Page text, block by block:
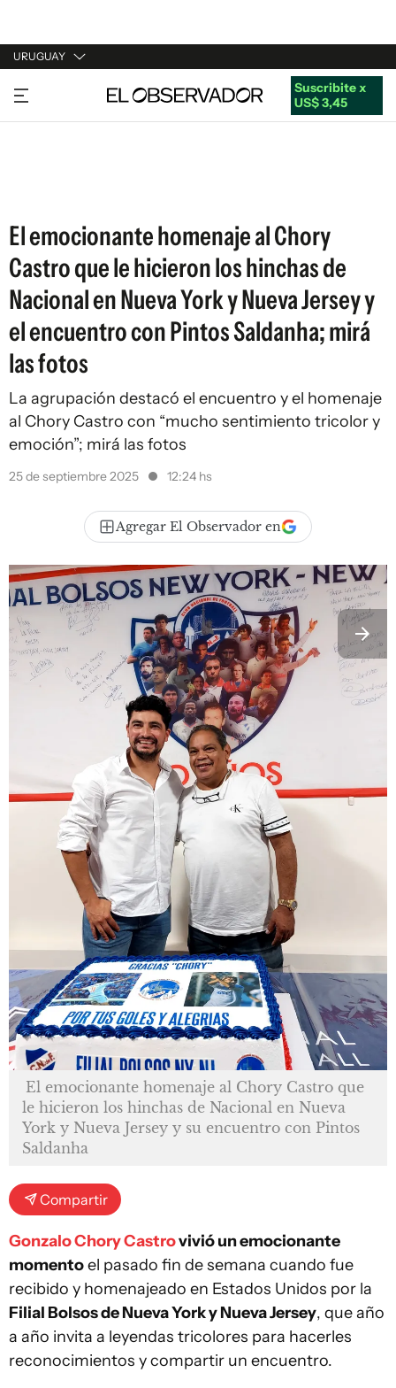
URUGUAY
URUGUAY
ARGENTINA
Suscribite x
US$ 3,45
El emocionante homenaje al Chory
Castro que le hicieron los hinchas de
Nacional en Nueva York y Nueva Jersey y
el encuentro con Pintos Saldanha; mirá
las fotos
La agrupación destacó el encuentro y el homenaje
al Chory Castro con “mucho sentimiento tricolor y
emoción”; mirá las fotos
25 de septiembre 2025 12:24 hs
Agregar El Observador en
El emocionante homenaje al Chory Castro que
le hicieron los hinchas de Nacional en Nueva
York y Nueva Jersey y su encuentro con Pintos
Saldanha
Compartir
Gonzalo Chory Castrovivió un emocionante
momentoel pasado fin de semana cuando fue
recibido y homenajeado en Estados Unidos por la
Filial Bolsos de Nueva York y Nueva Jersey, que año
a año invita a leyendas tricolores para hacerles
reconocimientos y compartir un encuentro.